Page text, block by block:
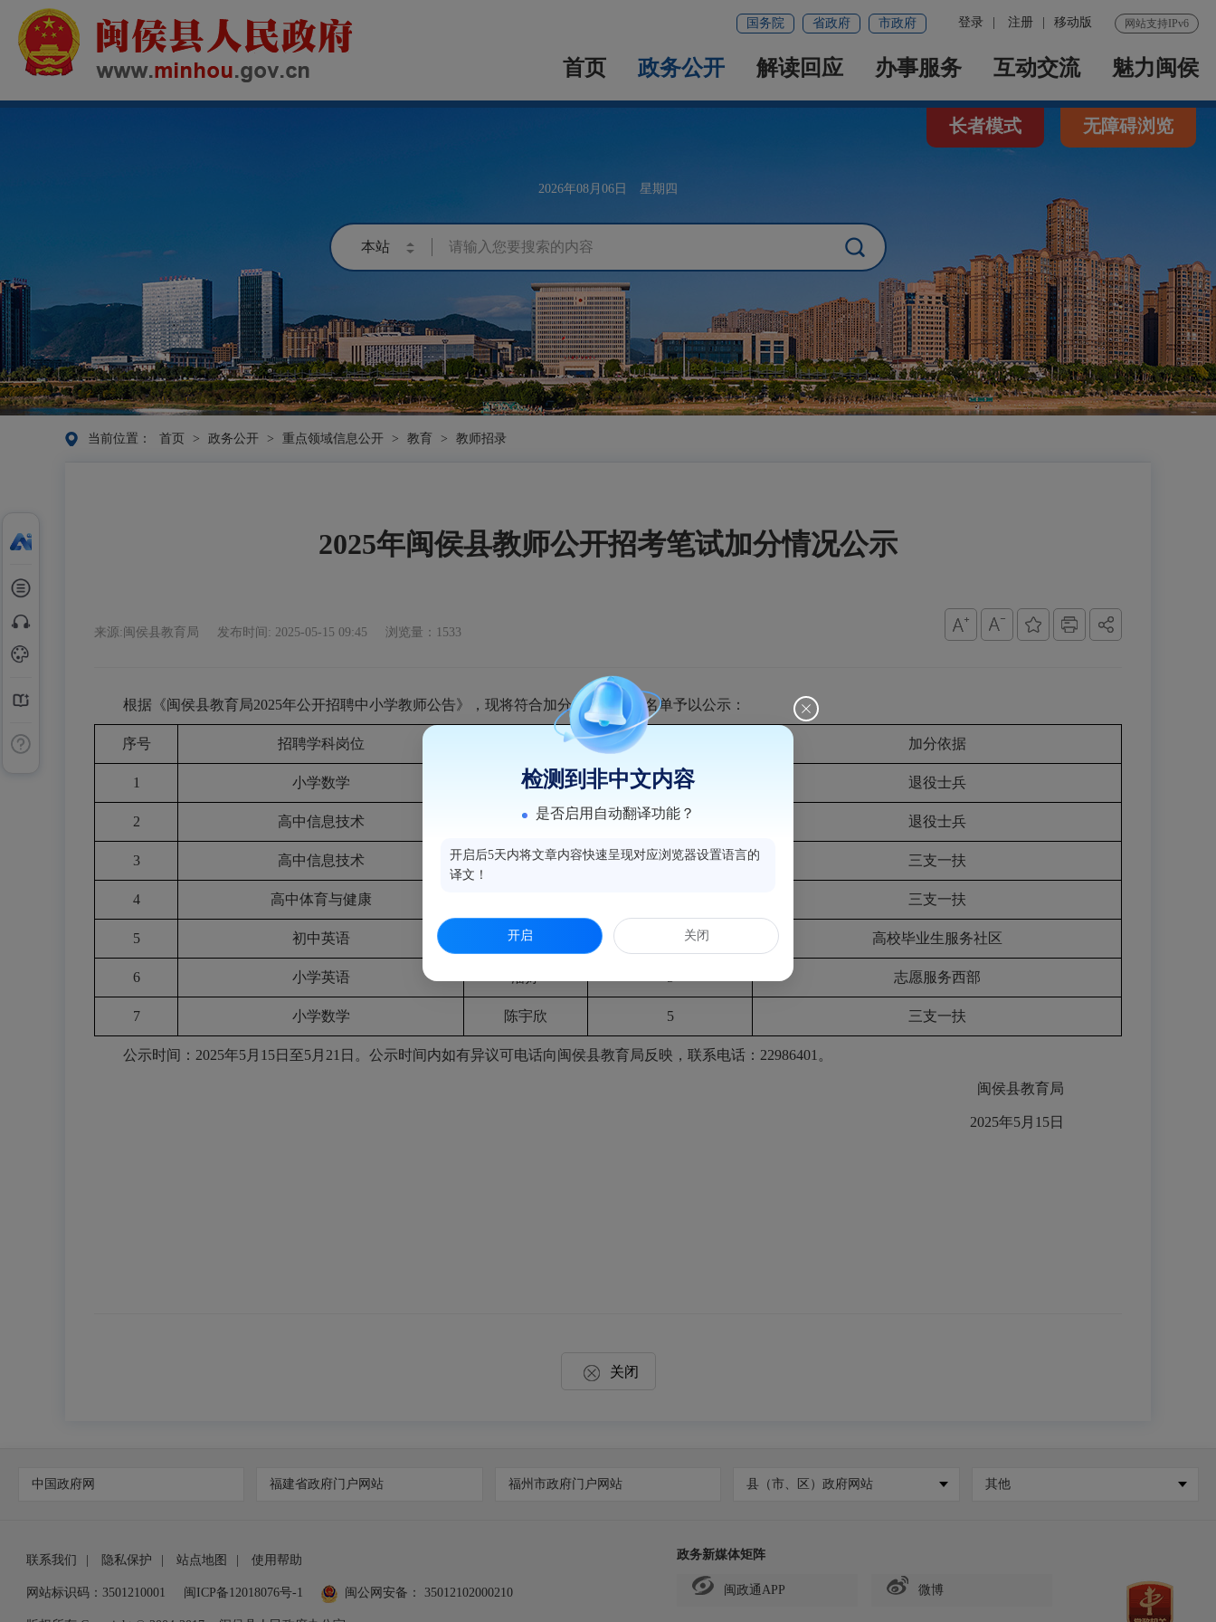
网站支持IPv6
登录 注册 移动版
国务院 省政府 市政府
首页 政务公开 解读回应 办事服务 互动交流 魅力闽侯
2026年08月06日 星期四
长者模式 无障碍浏览
当前位置： 首页 > 政务公开 > 重点领域信息公开 > 教育 > 教师招录
2025年闽侯县教师公开招考笔试加分情况公示
来源:闽侯县教育局 发布时间: 2025-05-15 09:45 浏览量：1533
根据《闽侯县教育局2025年公开招聘中小学教师公告》，现将符合加分条件的报考名单予以公示：
序号 招聘学科岗位 加分依据
1 小学数学 林康梓 5 退役士兵
2 高中信息技术 邹明羽 5 退役士兵
3 高中信息技术 周晓琳 5 三支一扶
4 高中体育与健康 三支一扶
5 初中英语 翁静怡 高校毕业生服务社区
6 小学英语 志愿服务西部
7 小学数学 陈宇欣 5 三支一扶
公示时间：2025年5月15日至5月21日。公示时间内如有异议可电话向闽侯县教育局反映，联系电话：22986401。
闽侯县教育局
2025年5月15日
关闭
中国政府网 福建省政府门户网站 福州市政府门户网站 县（市、区）政府网站 其他
联系我们 隐私保护 站点地图 使用帮助
网站标识码：3501210001 闽ICP备12018076号-1 闽公网安备： 35012102000210
政务新媒体矩阵
闽政通APP 微博
检测到非中文内容
是否启用自动翻译功能？
开启后5天内将文章内容快速呈现对应浏览器设置语言的
译文！
开启 关闭